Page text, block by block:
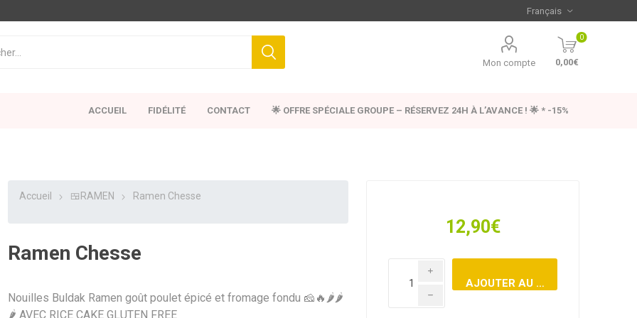
Mon compte
0
0,00€
ACCUEIL FIDÉLITÉ CONTACT 🌟 OFFRE SPÉCIALE GROUPE – RÉSERVEZ 24H À L’AVANCE ! 🌟 * -15%
Accueil 🍱RAMEN Ramen Chesse
Ramen Chesse
Nouilles Buldak Ramen goût poulet épicé et fromage fondu 🧀🔥🌶️🌶️
🌶️ AVEC RICE CAKE GLUTEN FREE
12,90€
i
h